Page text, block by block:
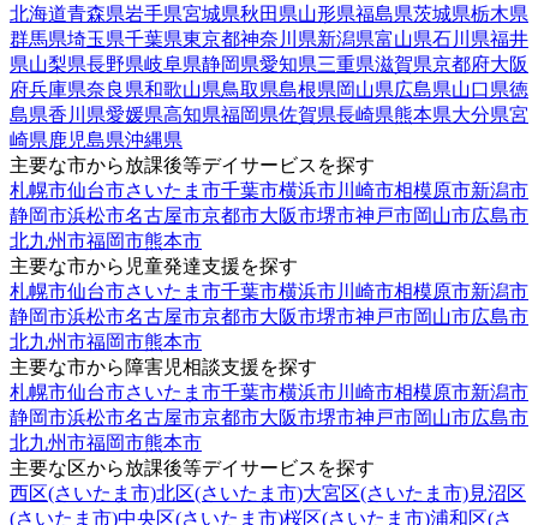
北海道青森県岩手県宮城県秋田県山形県福島県茨城県栃木県
群馬県埼玉県千葉県東京都神奈川県新潟県富山県石川県福井
県山梨県長野県岐阜県静岡県愛知県三重県滋賀県京都府大阪
府兵庫県奈良県和歌山県鳥取県島根県岡山県広島県山口県徳
島県香川県愛媛県高知県福岡県佐賀県長崎県熊本県大分県宮
崎県鹿児島県沖縄県
主要な市から放課後等デイサービスを探す
札幌市仙台市さいたま市千葉市横浜市川崎市相模原市新潟市
静岡市浜松市名古屋市京都市大阪市堺市神戸市岡山市広島市
北九州市福岡市熊本市
主要な市から児童発達支援を探す
札幌市仙台市さいたま市千葉市横浜市川崎市相模原市新潟市
静岡市浜松市名古屋市京都市大阪市堺市神戸市岡山市広島市
北九州市福岡市熊本市
主要な市から障害児相談支援を探す
札幌市仙台市さいたま市千葉市横浜市川崎市相模原市新潟市
静岡市浜松市名古屋市京都市大阪市堺市神戸市岡山市広島市
北九州市福岡市熊本市
主要な区から放課後等デイサービスを探す
西区(さいたま市)北区(さいたま市)大宮区(さいたま市)見沼区
(さいたま市)中央区(さいたま市)桜区(さいたま市)浦和区(さ